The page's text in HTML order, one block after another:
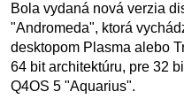
Bola vydaná nová verzia
"Andromeda", ktorá
desktopom Plasma alebo
64 bit architektúru, pre 32
Q4OS 5 "Aquarius".